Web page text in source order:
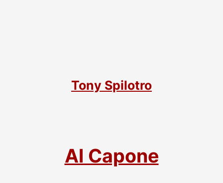
Tony Spilotro
Al Capone